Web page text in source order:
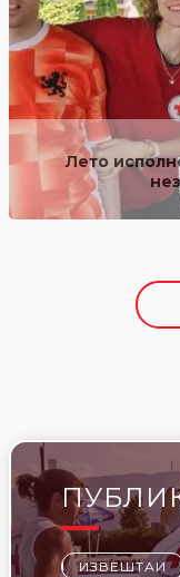
Лето
ИЗВЕШТАИ